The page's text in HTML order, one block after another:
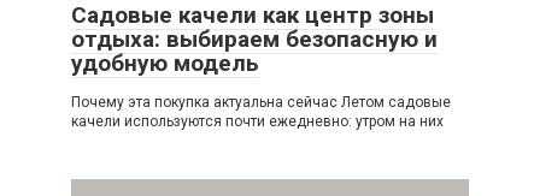
Садовые качели как центр зоны
отдыха: выбираем безопасную и
удобную модель
Почему эта покупка актуальна сейчас Летом садовые
качели используются почти ежедневно: утром на них